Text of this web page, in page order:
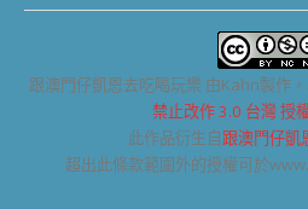
跟澳門仔凱恩去吃喝玩樂 由Kahn製作
禁止改作 3.0 台灣 授
此作品衍生自跟澳門仔凱
超出此條款範圍外的授權可於